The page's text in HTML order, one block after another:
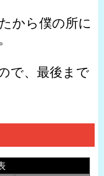
から僕の所に
で、最後まで